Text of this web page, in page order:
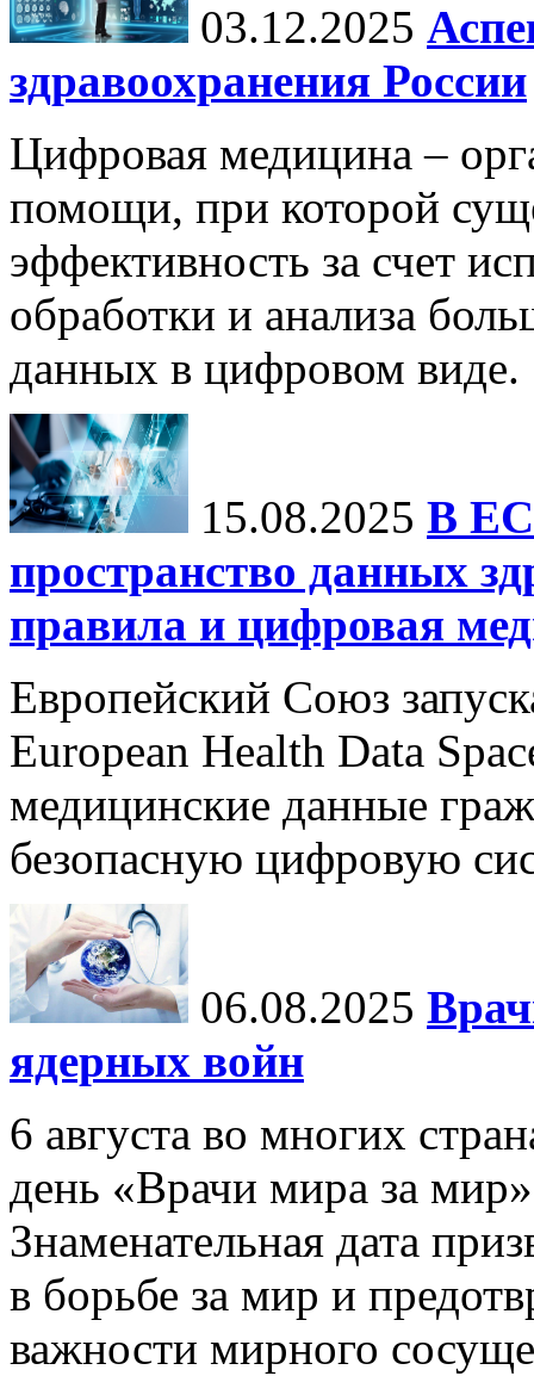
03.12.2025
здравоохранения России
Цифровая медицина –
помощи, при которой
эффективность за счет
обработки и анализа
данных в цифровом виде.
15.08.2025 В ЕС
пространство данных
правила и цифровая
Европейский Союз
European Health Data
медицинские данные
безопасную цифровую
06.08.2025
ядерных войн
6 августа во многих
день «Врачи мира за
Знаменательная дата
в борьбе за мир и
важности мирного